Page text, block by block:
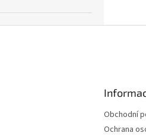
Obchodní
Ochrana